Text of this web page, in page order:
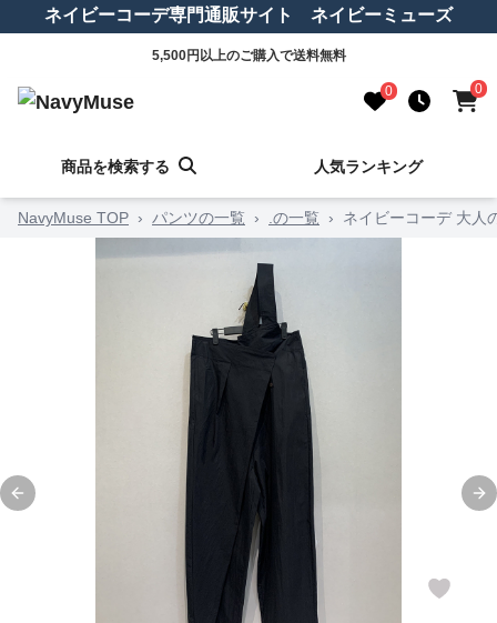
ネイビーコーデ専門通販サイト ネイビーミューズ
5,500円以上のご購入で送料無料
0 0
商品を検索する 人気ランキング
NavyMuse TOP › パンツの一覧 › .の一覧 › ネイビーコーデ 大人
Previous slide